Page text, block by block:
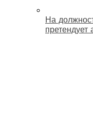
На
претендует